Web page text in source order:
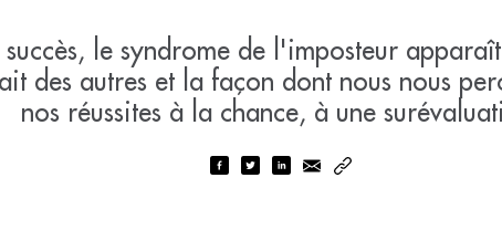
succès, le syndrome de l'imposteur
des autres et la façon dont nous nous
nos réussites à la chance, à une